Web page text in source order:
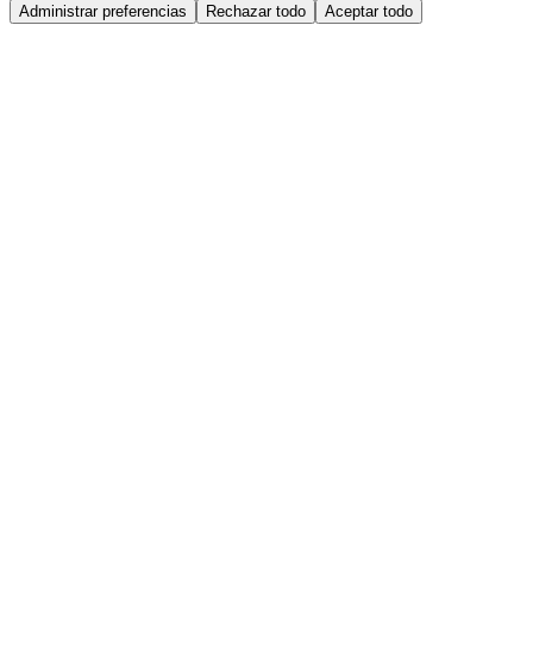
Administrar preferencias Rechazar todo Aceptar todo